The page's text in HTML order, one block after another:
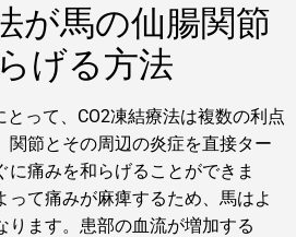
が馬の仙腸関節
げる方法
って、CO2凍結療法は複数の利点
関節とその周辺の炎症を直接ター
に痛みを和らげることができま
って痛みが麻痺するため、馬はよ
ります。患部の血流が増加する